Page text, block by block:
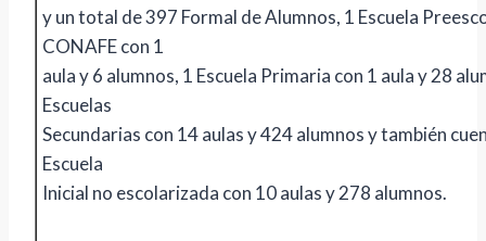
y un total de 397 Formal de Alumnos, 1 Escuela
CONAFE con 1
aula y 6 alumnos, 1 Escuela Primaria con 1 aula y 28
Escuelas
Secundarias con 14 aulas y 424 alumnos y también
Escuela
Inicial no escolarizada con 10 aulas y 278 alumnos.